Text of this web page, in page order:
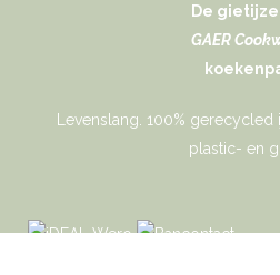
De
GAER
Levenslang. 100% gerecycled
plastic- en